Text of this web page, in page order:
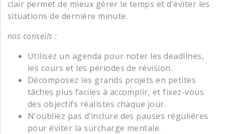
clair permet de mieux gérer le temps et d’éviter les
situations de dernière minute.
nos conseils :
Utilisez un agenda pour noter les deadlines,
les cours et les périodes de révision.
Décomposez les grands projets en petites
tâches plus faciles à accomplir, et fixez-vous
des objectifs réalistes chaque jour.
N’oubliez pas d’inclure des pauses régulières
pour éviter la surcharge mentale.